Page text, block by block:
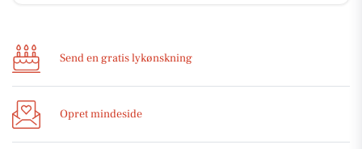
Send en gratis lykønskning
Opret mindeside